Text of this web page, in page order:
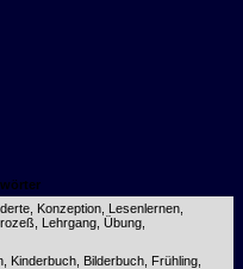
Konzeption, Lesenlernen,
Lehrgang, Übung,
Kinderbuch, Bilderbuch, Frühling,